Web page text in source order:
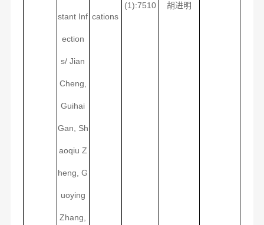
stant Inf
ection
s/ Jian
Cheng,
Guihai
Gan, Sh
aoqiu Z
heng, G
uoying
Zhang,
cations
(1):7510 胡进明